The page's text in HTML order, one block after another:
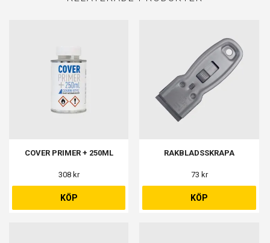
COVER PRIMER + 250ML
308 kr
KÖP
RAKBLADSSKRAPA
73 kr
KÖP